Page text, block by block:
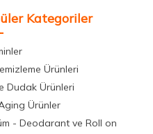
Kategoriler
Ürünleri
Dudak Ürünleri
Ürünler
- Deodarant ve Roll on